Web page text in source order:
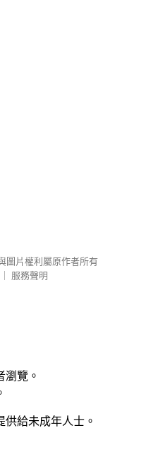
圖片權利屬原作者所有
服務聲明
瀏覽。
給未成年人士。